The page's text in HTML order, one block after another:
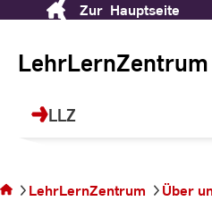
Content
Zur Hauptseite
LehrLernZentrum
LLZ
sich aufLehrLernZentrum Über